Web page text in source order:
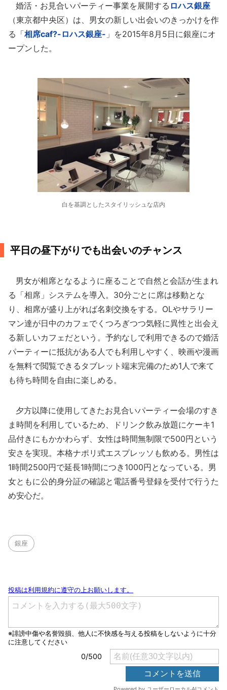
婚活・お見合いパーティー事業を展開する ロハス銀座
（東京都中央区）は、男女の新しい出会いのきっかけを作
る「相席caf?-ロハス銀座- 」を2015年8月5日に銀座にオ
ープンした。
白を基調としたスタイリッシュな店内
平日の昼下がりでも出会いのチャンス
男女が相席となるように座ることで自然と会話が生まれ
る「相席」システムを導入。30分ごとに席は移動とな
り、相席が盛り上がれば名刺交換をする。OLやサラリー
マン達が日中のカフェでくつろぎつつ気軽に異性と出会え
る新しいカフェだという。予約なしで利用できるので婚活
パーティーに抵抗がある人でも利用しやすく、映画や漫画
を無料で閲覧できるタブレット端末完備のため1人で来て
も待ち時間を自由に楽しめる。
夕方以降に使用してきたお見合いパーティー会場のすき
ま時間を利用しているため、ドリンク飲み放題にケーキ1
品付きにもかかわらず、女性は時間無制限で500円という
安さを実現。本格ナポリ式エスプレッソも飲める。男性は
1時間2500円で延長1時間につき1000円となっている。男
女ともに公的身分証の確認と電話番号登録を受付で行うた
め安心だ。
銀座